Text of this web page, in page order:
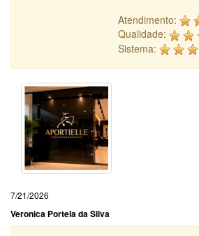
Atendimento:
Qualidade:
Sistema:
7/21/2026
Veronica Portela da Silva